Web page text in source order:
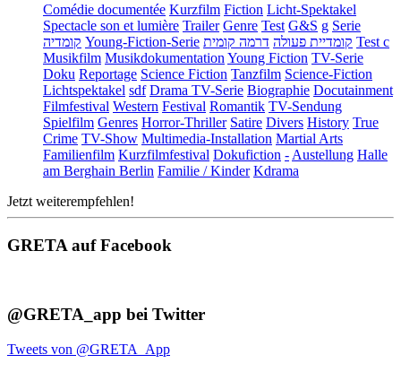
Comédie documentée Kurzfilm Fiction Licht-Spektakel
Spectacle son et lumière Trailer Genre Test G&S g Serie
קומדיה Young-Fiction-Serie קומדיית פעולה דרמה קומית
Test c
Musikfilm Musikdokumentation Young Fiction TV-Serie
Doku Reportage Science Fiction Tanzfilm Science-Fiction
Lichtspektakel sdf Drama TV-Serie Biographie Docutainment
Filmfestival Western Festival Romantik TV-Sendung
Spielfilm Genres Horror-Thriller Satire Divers History True
Crime TV-Show Multimedia-Installation Martial Arts
Familienfilm Kurzfilmfestival Dokufiction - Austellung Halle
am Berghain Berlin Familie / Kinder Kdrama
Jetzt weiterempfehlen!
GRETA auf Facebook
@GRETA_app bei Twitter
Tweets von @GRETA_App